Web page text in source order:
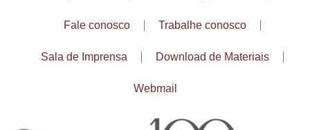
Fale conosco Trabalhe conosco
Sala de Imprensa Download de Materiais
Webmail